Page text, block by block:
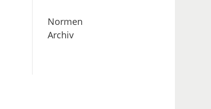
Normen
Archiv